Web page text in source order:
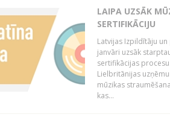
LAIPA UZSĀK
SERTIFIKĀCIJU
Latvijas Izpildītāju
janvāri uzsāk
sertifikācijas
Lielbritānijas
mūzikas
kas...